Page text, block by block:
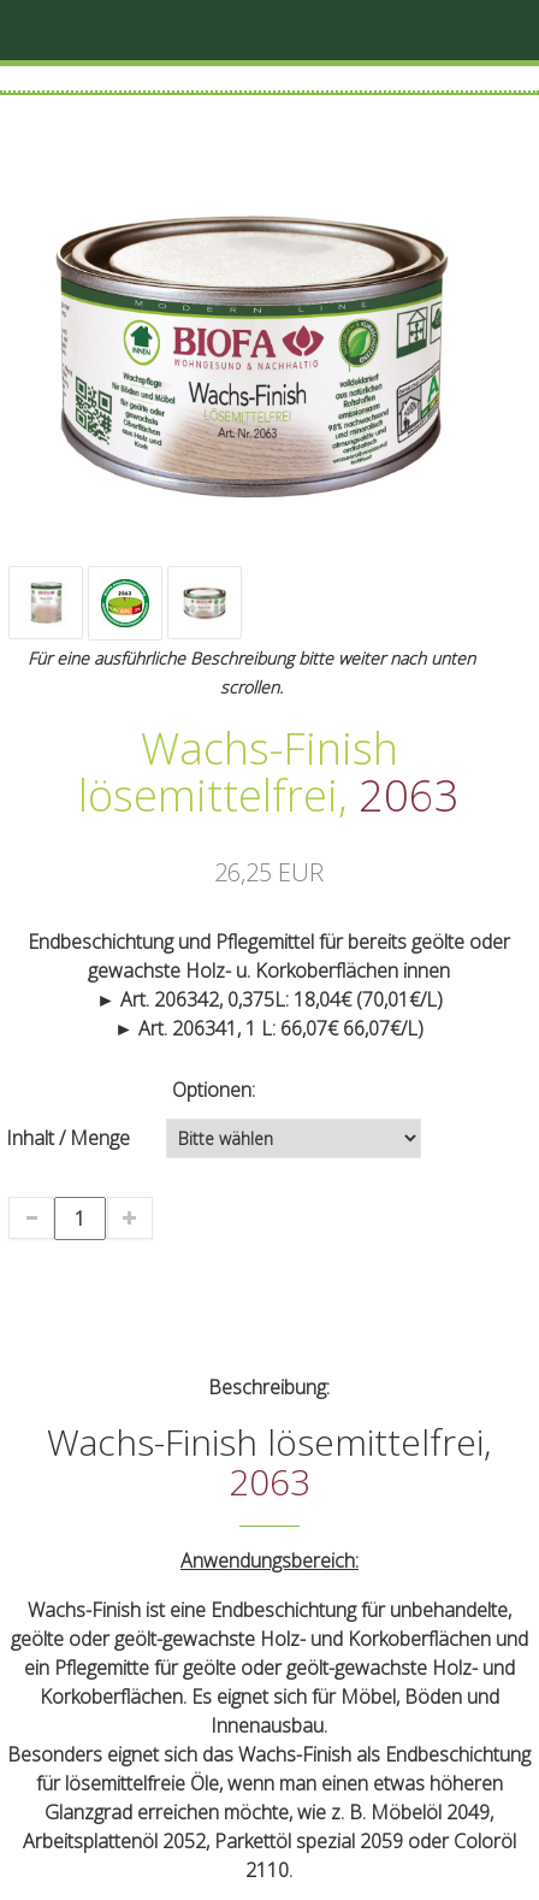
Für eine ausführliche Beschreibung bitte weiter nach unten
scrollen.
Wachs-Finish
lösemittelfrei, 2063
26,25 EUR
Endbeschichtung und Pflegemittel für bereits geölte oder
gewachste Holz- u. Korkoberflächen innen
► Art. 206342, 0,375L: 18,04€ (70,01€/L)
► Art. 206341, 1 L: 66,07€ 66,07€/L)
Optionen:
Inhalt / Menge
Beschreibung:
Wachs-Finish lösemittelfrei,
2063
Anwendungsbereich:
Wachs-Finish ist eine Endbeschichtung für unbehandelte,
geölte oder geölt-gewachste Holz- und Korkoberflächen und
ein Pflegemitte für geölte oder geölt-gewachste Holz- und
Korkoberflächen. Es eignet sich für Möbel, Böden und
Innenausbau.
Besonders eignet sich das Wachs-Finish als Endbeschichtung
für lösemittelfreie Öle, wenn man einen etwas höheren
Glanzgrad erreichen möchte, wie z. B. Möbelöl 2049,
Arbeitsplattenöl 2052, Parkettöl spezial 2059 oder Coloröl
2110.